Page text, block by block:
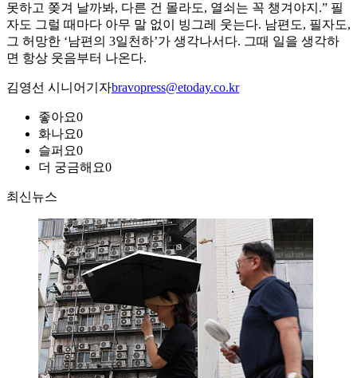
못하고 쫒겨 날까봐, 다른 건 몰라도, 열쇠는 꼭 챙겨야지.” 필
자도 그럴 때마다 아무 말 없이 빙그레 웃는다. 남편도, 필자도,
그 허망한 ‘남편의 3일천하’가 생각나서다. 그때 일을 생각하
면 항상 웃음부터 나온다.
김영선 시니어기자bravopress@etoday.co.kr
좋아요0
화나요0
슬퍼요0
더 궁금해요0
최신뉴스